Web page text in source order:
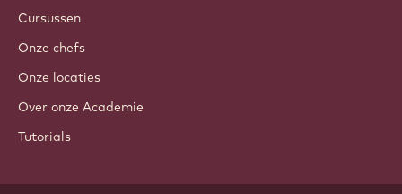
Cursussen
Onze chefs
Onze locaties
Over onze Academie
Tutorials